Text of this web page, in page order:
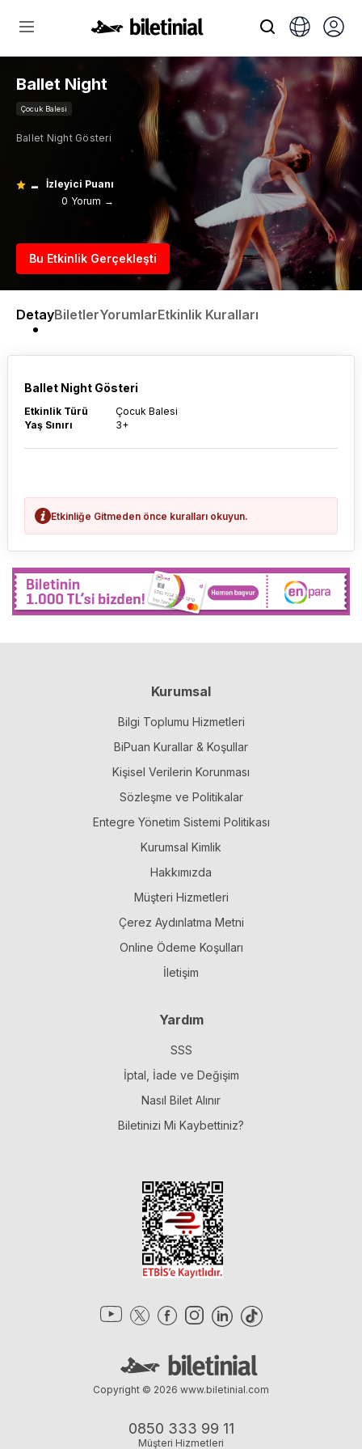
Ballet Night
Çocuk Balesi
Ballet Night Gösteri
-
İzleyici Puanı
0 Yorum →
Bu Etkinlik Gerçekleşti
DetayBiletlerYorumlarEtkinlik Kuralları
Ballet Night Gösteri
Etkinlik Türü
Çocuk Balesi
Yaş Sınırı
3+
Etkinliğe Gitmeden önce kuralları okuyun.
Kurumsal
Bilgi Toplumu Hizmetleri
BiPuan Kurallar & Koşullar
Kişisel Verilerin Korunması
Sözleşme ve Politikalar
Entegre Yönetim Sistemi Politikası
Kurumsal Kimlik
Hakkımızda
Müşteri Hizmetleri
Çerez Aydınlatma Metni
Online Ödeme Koşulları
İletişim
Yardım
SSS
İptal, İade ve Değişim
Nasıl Bilet Alınır
Biletinizi Mi Kaybettiniz?
0850 333 99 11
Müşteri Hizmetleri
Copyright © 2026 www.biletinial.com